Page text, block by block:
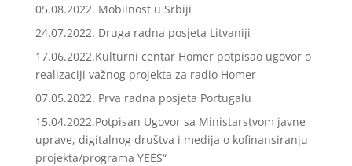
05.08.2022. Mobilnost u Srbiji
24.07.2022. Druga radna posjeta Litvaniji
17.06.2022.Kulturni centar Homer potpisao ugovor o
realizaciji važnog projekta za radio Homer
07.05.2022. Prva radna posjeta Portugalu
15.04.2022.Potpisan Ugovor sa Ministarstvom javne
uprave, digitalnog društva i medija o kofinansiranju
projekta/programa YEES“